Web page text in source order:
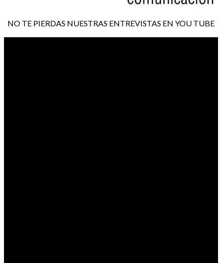
NO TE PIERDAS NUESTRAS ENTREVISTAS EN YOU TUBE